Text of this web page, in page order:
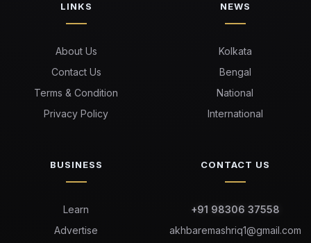
LINKS
About Us
Contact Us
Terms & Condition
Privacy Policy
NEWS
Kolkata
Bengal
National
International
BUSINESS
Learn
Advertise
CONTACT US
+91 98306 37558
akhbaremashriq1@gmail.com